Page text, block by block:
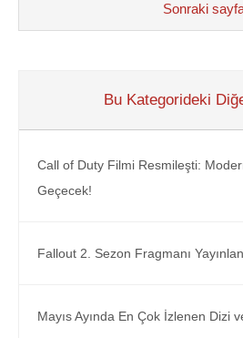
Sonraki
Bu Kategorideki
Call of Duty Filmi Resmileşti:
Geçecek!
Fallout 2. Sezon Fragmanı
Mayıs Ayında En Çok İzlenen Dizi